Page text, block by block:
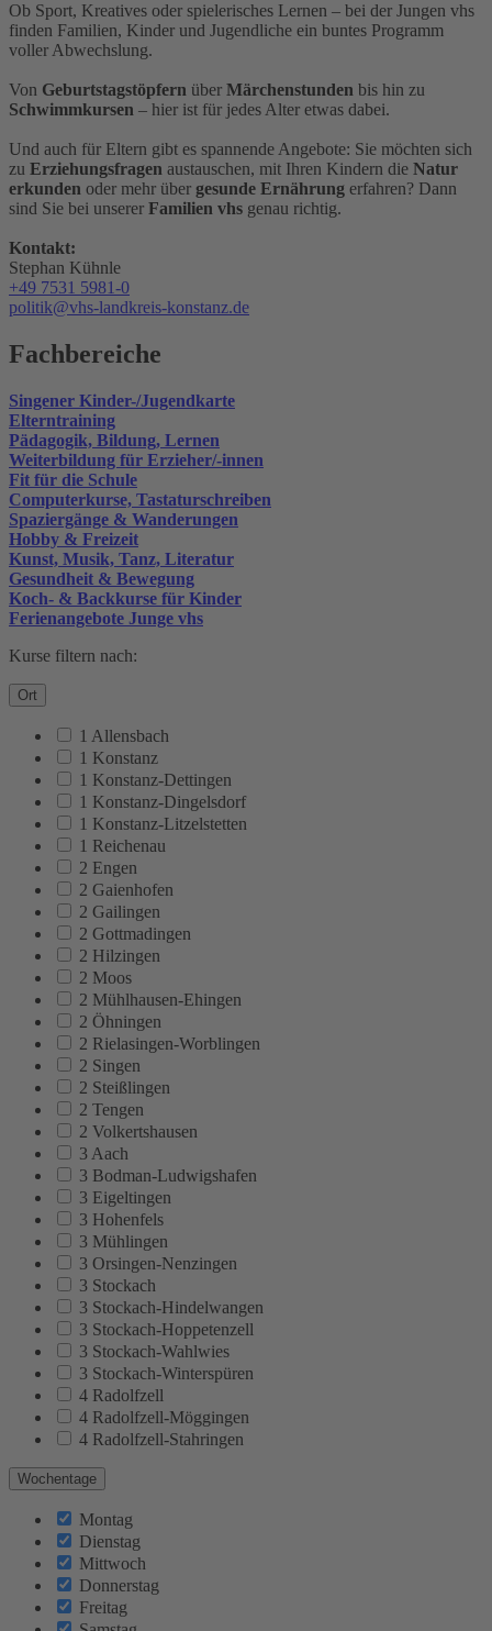
Ob Sport, Kreatives oder spielerisches Lernen – bei der Jungen vhs
finden Familien, Kinder und Jugendliche ein buntes Programm
voller Abwechslung.
Von Geburtstagstöpfern über Märchenstunden bis hin zu
Schwimmkursen – hier ist für jedes Alter etwas dabei.
Und auch für Eltern gibt es spannende Angebote: Sie möchten sich
zu Erziehungsfragen austauschen, mit Ihren Kindern die Natur
erkunden oder mehr über gesunde Ernährung erfahren? Dann
sind Sie bei unserer Familien vhs genau richtig.
Kontakt:
Stephan Kühnle
+49 7531 5981-0
politik@vhs-landkreis-konstanz.de
Fachbereiche
Singener Kinder-/Jugendkarte
Elterntraining
Pädagogik, Bildung, Lernen
Weiterbildung für Erzieher/-innen
Fit für die Schule
Computerkurse, Tastaturschreiben
Spaziergänge & Wanderungen
Hobby & Freizeit
Kunst, Musik, Tanz, Literatur
Gesundheit & Bewegung
Koch- & Backkurse für Kinder
Ferienangebote Junge vhs
Kurse filtern nach:
Ort
1 Allensbach
1 Konstanz
1 Konstanz-Dettingen
1 Konstanz-Dingelsdorf
1 Konstanz-Litzelstetten
1 Reichenau
2 Engen
2 Gaienhofen
2 Gailingen
2 Gottmadingen
2 Hilzingen
2 Moos
2 Mühlhausen-Ehingen
2 Öhningen
2 Rielasingen-Worblingen
2 Singen
2 Steißlingen
2 Tengen
2 Volkertshausen
3 Aach
3 Bodman-Ludwigshafen
3 Eigeltingen
3 Hohenfels
3 Mühlingen
3 Orsingen-Nenzingen
3 Stockach
3 Stockach-Hindelwangen
3 Stockach-Hoppetenzell
3 Stockach-Wahlwies
3 Stockach-Winterspüren
4 Radolfzell
4 Radolfzell-Möggingen
4 Radolfzell-Stahringen
Wochentage
Montag
Dienstag
Mittwoch
Donnerstag
Freitag